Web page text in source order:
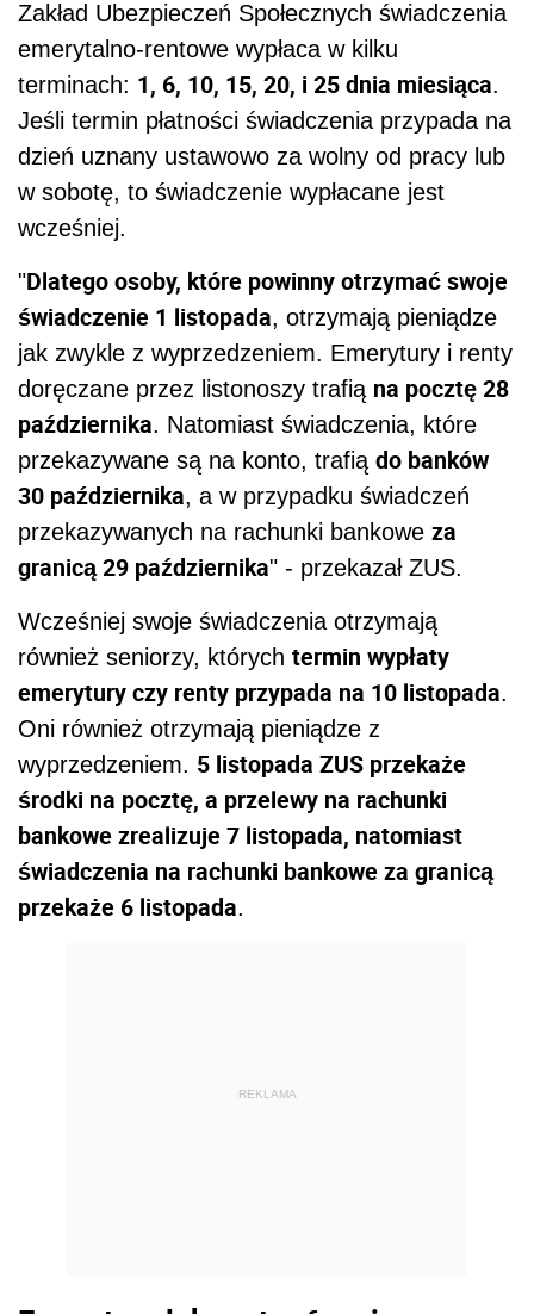
Zakład Ubezpieczeń Społecznych świadczenia
emerytalno-rentowe wypłaca w kilku
terminach: 1, 6, 10, 15, 20, i 25 dnia miesiąca.
Jeśli termin płatności świadczenia przypada na
dzień uznany ustawowo za wolny od pracy lub
w sobotę, to świadczenie wypłacane jest
wcześniej.
"Dlatego osoby, które powinny otrzymać swoje
świadczenie 1 listopada, otrzymają pieniądze
jak zwykle z wyprzedzeniem. Emerytury i renty
doręczane przez listonoszy trafią na pocztę 28
października. Natomiast świadczenia, które
przekazywane są na konto, trafią do banków
30 października, a w przypadku świadczeń
przekazywanych na rachunki bankowe za
granicą 29 października" - przekazał ZUS.
Wcześniej swoje świadczenia otrzymają
również seniorzy, których termin wypłaty
emerytury czy renty przypada na 10 listopada.
Oni również otrzymają pieniądze z
wyprzedzeniem. 5 listopada ZUS przekaże
środki na pocztę, a przelewy na rachunki
bankowe zrealizuje 7 listopada, natomiast
świadczenia na rachunki bankowe za granicą
przekaże 6 listopada.
REKLAMA